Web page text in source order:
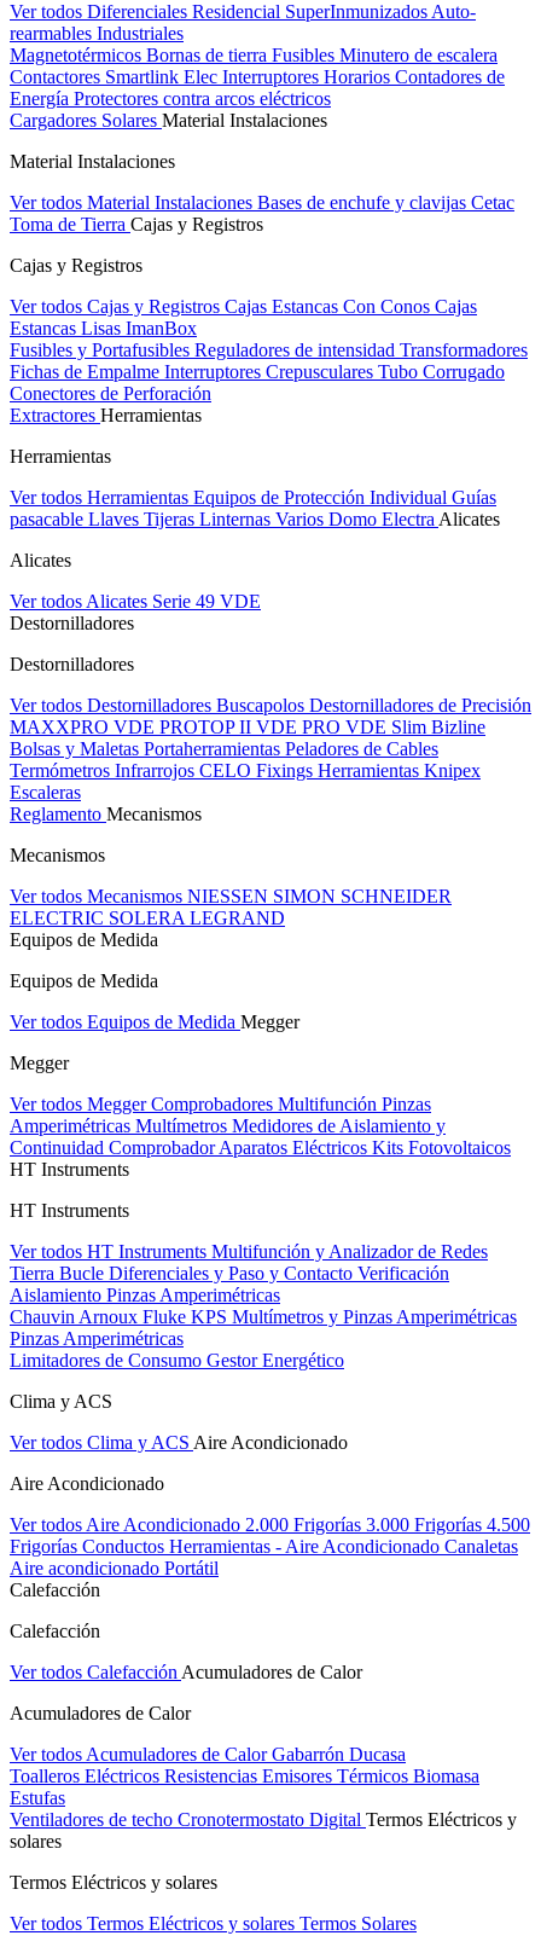
Ver todos Diferenciales Residencial SuperInmunizados Auto-
rearmables Industriales
Magnetotérmicos Bornas de tierra Fusibles Minutero de escalera
Contactores Smartlink Elec Interruptores Horarios Contadores de
Energía Protectores contra arcos eléctricos
Cargadores Solares Material Instalaciones
Material Instalaciones
Ver todos Material Instalaciones Bases de enchufe y clavijas Cetac
Toma de Tierra Cajas y Registros
Cajas y Registros
Ver todos Cajas y Registros Cajas Estancas Con Conos Cajas
Estancas Lisas ImanBox
Fusibles y Portafusibles Reguladores de intensidad Transformadores
Fichas de Empalme Interruptores Crepusculares Tubo Corrugado
Conectores de Perforación
Extractores Herramientas
Herramientas
Ver todos Herramientas Equipos de Protección Individual Guías
pasacable Llaves Tijeras Linternas Varios Domo Electra Alicates
Alicates
Ver todos Alicates Serie 49 VDE
Destornilladores
Destornilladores
Ver todos Destornilladores Buscapolos Destornilladores de Precisión
MAXXPRO VDE PROTOP II VDE PRO VDE Slim Bizline
Bolsas y Maletas Portaherramientas Peladores de Cables
Termómetros Infrarrojos CELO Fixings Herramientas Knipex
Escaleras
Reglamento Mecanismos
Mecanismos
Ver todos Mecanismos NIESSEN SIMON SCHNEIDER
ELECTRIC SOLERA LEGRAND
Equipos de Medida
Equipos de Medida
Ver todos Equipos de Medida Megger
Megger
Ver todos MeggerComprobadores Multifunción Pinzas
Amperimétricas Multímetros Medidores de Aislamiento y
Continuidad Comprobador Aparatos Eléctricos Kits Fotovoltaicos
HT Instruments
HT Instruments
Ver todos HT Instruments Multifunción y Analizador de Redes
Tierra Bucle Diferenciales y Paso y Contacto Verificación
Aislamiento Pinzas Amperimétricas
Chauvin Arnoux Fluke KPS Multímetros y Pinzas Amperimétricas
Pinzas Amperimétricas
Limitadores de Consumo Gestor Energético
Clima y ACS
Ver todos Clima y ACS Aire Acondicionado
Aire Acondicionado
Ver todos Aire Acondicionado 2.000 Frigorías 3.000 Frigorías 4.500
Frigorías Conductos Herramientas - Aire Acondicionado Canaletas
Aire acondicionado Portátil
Calefacción
Calefacción
Ver todos Calefacción Acumuladores de Calor
Acumuladores de Calor
Ver todos Acumuladores de CalorGabarrón Ducasa
Toalleros Eléctricos Resistencias Emisores Térmicos Biomasa
Estufas
Ventiladores de techo Cronotermostato Digital Termos Eléctricos y
solares
Termos Eléctricos y solares
Ver todos Termos Eléctricos y solares Termos Solares